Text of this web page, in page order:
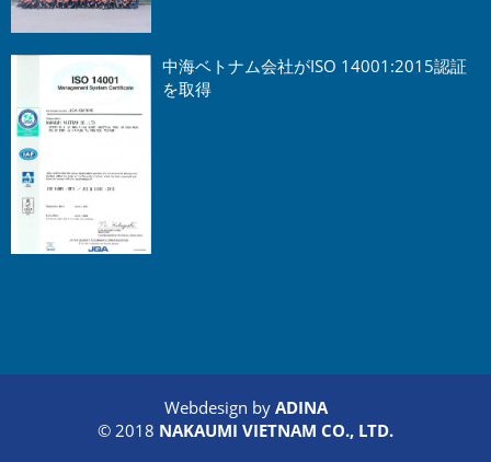
中海ベトナム会社がISO 14001:2015認証
を取得
Webdesign by ADINA
© 2018 NAKAUMI VIETNAM CO., LTD.